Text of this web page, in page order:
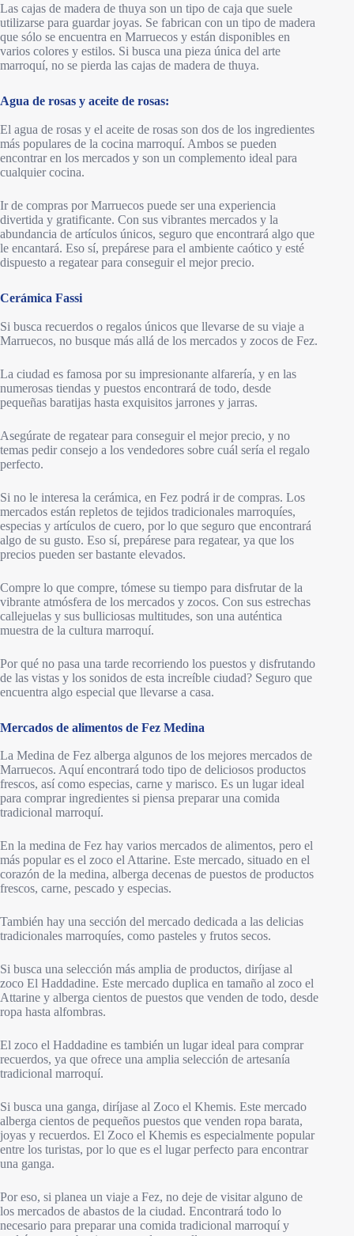
Las cajas de madera de thuya son un tipo de caja que suele
utilizarse para guardar joyas. Se fabrican con un tipo de madera
que sólo se encuentra en Marruecos y están disponibles en
varios colores y estilos. Si busca una pieza única del arte
marroquí, no se pierda las cajas de madera de thuya.
Agua de rosas y aceite de rosas:
El agua de rosas y el aceite de rosas son dos de los ingredientes
más populares de la cocina marroquí. Ambos se pueden
encontrar en los mercados y son un complemento ideal para
cualquier cocina.
Ir de compras por Marruecos puede ser una experiencia
divertida y gratificante. Con sus vibrantes mercados y la
abundancia de artículos únicos, seguro que encontrará algo que
le encantará. Eso sí, prepárese para el ambiente caótico y esté
dispuesto a regatear para conseguir el mejor precio.
Cerámica Fassi
Si busca recuerdos o regalos únicos que llevarse de su viaje a
Marruecos, no busque más allá de los mercados y zocos de Fez.
La ciudad es famosa por su impresionante alfarería, y en las
numerosas tiendas y puestos encontrará de todo, desde
pequeñas baratijas hasta exquisitos jarrones y jarras.
Asegúrate de regatear para conseguir el mejor precio, y no
temas pedir consejo a los vendedores sobre cuál sería el regalo
perfecto.
Si no le interesa la cerámica, en Fez podrá ir de compras. Los
mercados están repletos de tejidos tradicionales marroquíes,
especias y artículos de cuero, por lo que seguro que encontrará
algo de su gusto. Eso sí, prepárese para regatear, ya que los
precios pueden ser bastante elevados.
Compre lo que compre, tómese su tiempo para disfrutar de la
vibrante atmósfera de los mercados y zocos. Con sus estrechas
callejuelas y sus bulliciosas multitudes, son una auténtica
muestra de la cultura marroquí.
Por qué no pasa una tarde recorriendo los puestos y disfrutando
de las vistas y los sonidos de esta increíble ciudad? Seguro que
encuentra algo especial que llevarse a casa.
Mercados de alimentos de Fez Medina
La Medina de Fez alberga algunos de los mejores mercados de
Marruecos. Aquí encontrará todo tipo de deliciosos productos
frescos, así como especias, carne y marisco. Es un lugar ideal
para comprar ingredientes si piensa preparar una comida
tradicional marroquí.
En la medina de Fez hay varios mercados de alimentos, pero el
más popular es el zoco el Attarine. Este mercado, situado en el
corazón de la medina, alberga decenas de puestos de productos
frescos, carne, pescado y especias.
También hay una sección del mercado dedicada a las delicias
tradicionales marroquíes, como pasteles y frutos secos.
Si busca una selección más amplia de productos, diríjase al
zoco El Haddadine. Este mercado duplica en tamaño al zoco el
Attarine y alberga cientos de puestos que venden de todo, desde
ropa hasta alfombras.
El zoco el Haddadine es también un lugar ideal para comprar
recuerdos, ya que ofrece una amplia selección de artesanía
tradicional marroquí.
Si busca una ganga, diríjase al Zoco el Khemis. Este mercado
alberga cientos de pequeños puestos que venden ropa barata,
joyas y recuerdos. El Zoco el Khemis es especialmente popular
entre los turistas, por lo que es el lugar perfecto para encontrar
una ganga.
Por eso, si planea un viaje a Fez, no deje de visitar alguno de
los mercados de abastos de la ciudad. Encontrará todo lo
necesario para preparar una comida tradicional marroquí y